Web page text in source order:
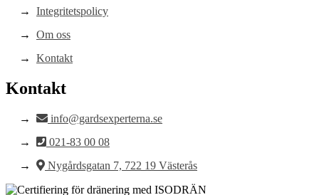
Integritetspolicy
Om oss
Kontakt
Kontakt
info@gardsexperterna.se
021-83 00 08
Nygårdsgatan 7, 722 19 Västerås